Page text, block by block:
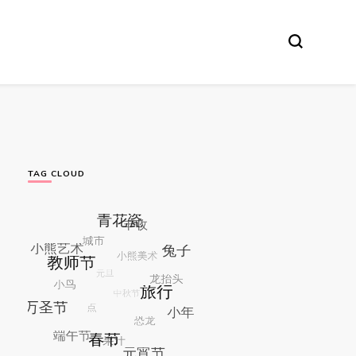
TAG CLOUD